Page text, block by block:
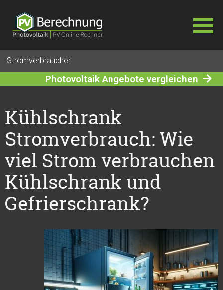
Navigation
überspringen
Stromverbraucher
Kühlschrank
Stromverbrauch: Wie
viel Strom verbrauchen
Kühlschrank und
Gefrierschrank?
Photovoltaik Angebote vergleichen